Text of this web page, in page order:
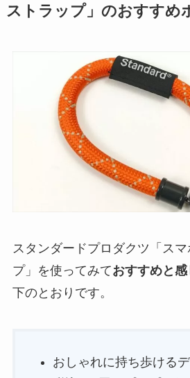
ストラップ」のおすすめ
スタンダードプロダクツ「ス
プ」を使ってみておすすめと
下のとおりです。
おしゃれに持ち歩ける